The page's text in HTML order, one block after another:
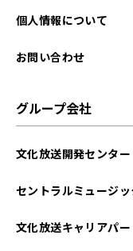
2025年
2025
個人情報について
お問い合わせ
グループ会社
文化放送開発センター
セントラルミュージッ
文化放送キャリアパ